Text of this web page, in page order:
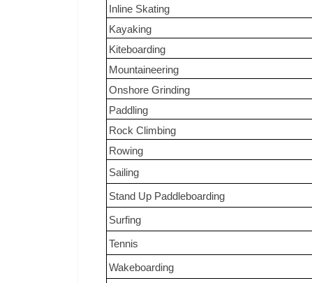
Inline Skating
Kayaking
Kiteboarding
Mountaineering
Onshore Grinding
Paddling
Rock Climbing
Rowing
Sailing
Stand Up Paddleboarding
Surfing
Tennis
Wakeboarding